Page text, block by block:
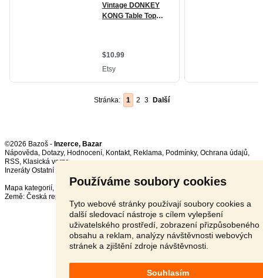
Používáme soubory cookies
Tyto webové stránky používají soubory cookies a
další sledovací nástroje s cílem vylepšení
uživatelského prostředí, zobrazení přizpůsobeného
obsahu a reklam, analýzy návštěvnosti webových
stránek a zjištění zdroje návštěvnosti.
Souhlasím
Stránka: 1 2 3 Další
©2026 Bazoš - Inzerce, Bazar
Nápověda, Dotazy, Hodnocení, Kontakt, Reklama, Podmínky, Ochrana údajů,
RSS,
Inzeráty Ostatní celkem:
Mapa kategorií,
Nejvyhledávanější výrazy
Země: Česká republika